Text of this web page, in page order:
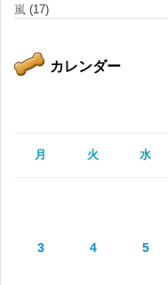
嵐 (17)
カレンダー
月 火 水
3 4 5